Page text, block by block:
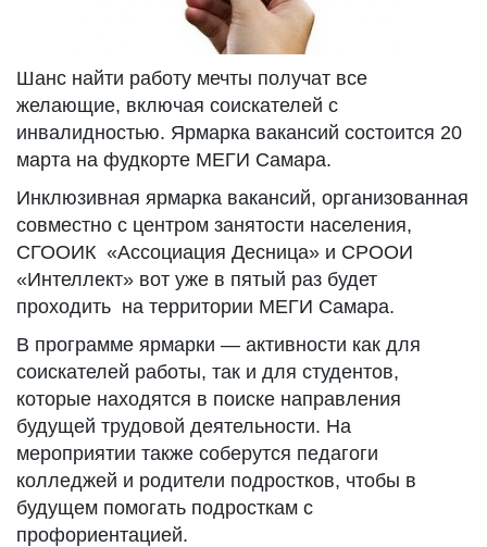
Шанс найти работу мечты получат все
желающие, включая соискателей с
инвалидностью. Ярмарка вакансий состоится 20
марта на фудкорте МЕГИ Самара.
Инклюзивная ярмарка вакансий, организованная
совместно с центром занятости населения,
СГООИК «Ассоциация Десница» и СРООИ
«Интеллект» вот уже в пятый раз будет
проходить на территории МЕГИ Самара.
В программе ярмарки — активности как для
соискателей работы, так и для студентов,
которые находятся в поиске направления
будущей трудовой деятельности. На
мероприятии также соберутся педагоги
колледжей и родители подростков, чтобы в
будущем помогать подросткам с
профориентацией.